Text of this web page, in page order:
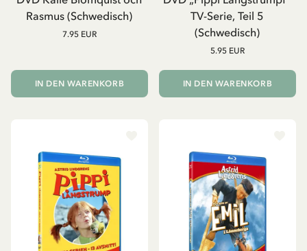
Rasmus (Schwedisch)
7.95 EUR
IN DEN WARENKORB
TV-Serie, Teil 5
(Schwedisch)
5.95 EUR
IN DEN WARENKORB